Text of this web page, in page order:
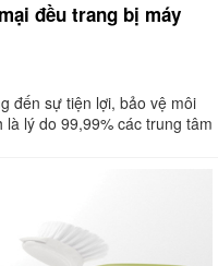
đều trang bị máy
đến sự tiện lợi, bảo vệ môi
lý do 99,99% các trung tâm